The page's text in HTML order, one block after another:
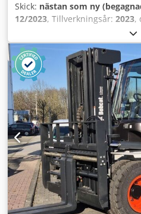
Skick: nästan som ny
12/2023, Tillverkningsår: 2023,
Hydraulikoljekylare
på bommen Snabbfäste MS01
standardutrustning bredd:
180mm gummilarvband
Två körhastigheter Djdpfsx Tn
Detta erbjudande är icke-
utrustningsdetaljer. Fel,
förbehålles!